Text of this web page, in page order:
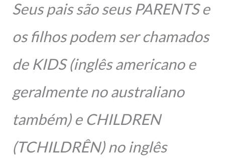
Seus pais são seus PARENTS e
os filhos podem ser chamados
de KIDS (inglês americano e
geralmente no australiano
também) e CHILDREN
(TCHILDRÊN) no inglês